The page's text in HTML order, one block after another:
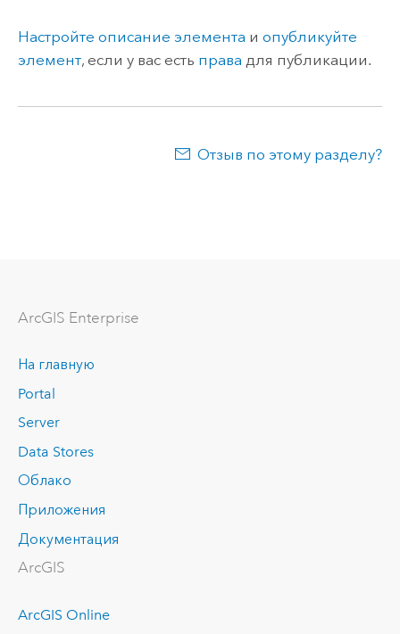
Настройте описание элемента и опубликуйте
элемент, если у вас есть права для публикации.
Отзыв по этому разделу?
ArcGIS Enterprise
На главную
Portal
Server
Data Stores
Облако
Приложения
Документация
ArcGIS
ArcGIS Online